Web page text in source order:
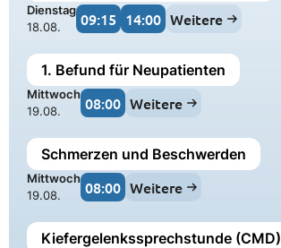
Dienstag
18.08.
09:15 14:00 Weitere
1. Befund für Neupatienten
Mittwoch
19.08.
08:00 Weitere
Schmerzen und Beschwerden
Mittwoch
19.08.
08:00 Weitere
Kiefergelenkssprechstunde (CMD)